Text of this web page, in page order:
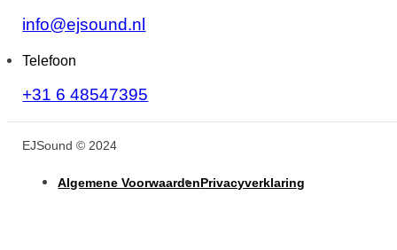
info@ejsound.nl
Telefoon
+31 6 48547395
EJSound © 2024
Algemene VoorwaardenPrivacyverklaring